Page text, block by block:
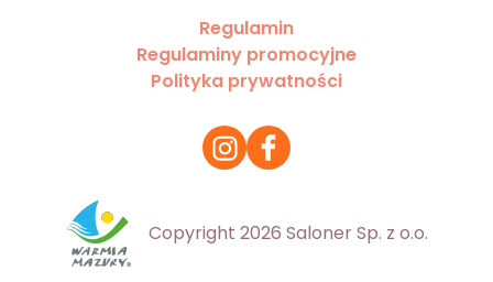
Regulamin
Regulaminy promocyjne
Polityka prywatności
Copyright 2026 Saloner Sp. z o.o.